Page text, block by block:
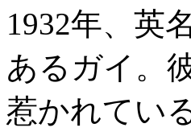
1932年、英
あるガイ。
惹かれてい